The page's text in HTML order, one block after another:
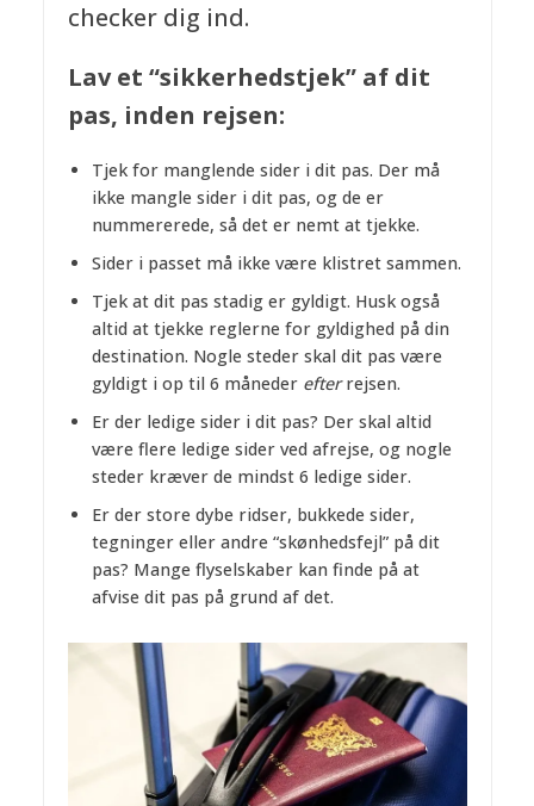
checker dig ind.
Lav et “sikkerhedstjek” af dit
pas, inden rejsen:
Tjek for manglende sider i dit pas. Der må
ikke mangle sider i dit pas, og de er
nummererede, så det er nemt at tjekke.
Sider i passet må ikke være klistret sammen.
Tjek at dit pas stadig er gyldigt. Husk også
altid at tjekke reglerne for gyldighed på din
destination. Nogle steder skal dit pas være
gyldigt i op til 6 måneder efterrejsen.
Er der ledige sider i dit pas? Der skal altid
være flere ledige sider ved afrejse, og nogle
steder kræver de mindst 6 ledige sider.
Er der store dybe ridser, bukkede sider,
tegninger eller andre “skønhedsfejl” på dit
pas? Mange flyselskaber kan finde på at
afvise dit pas på grund af det.